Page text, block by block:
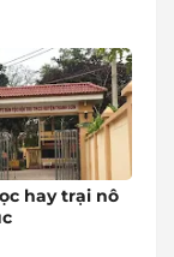
hay trại nô